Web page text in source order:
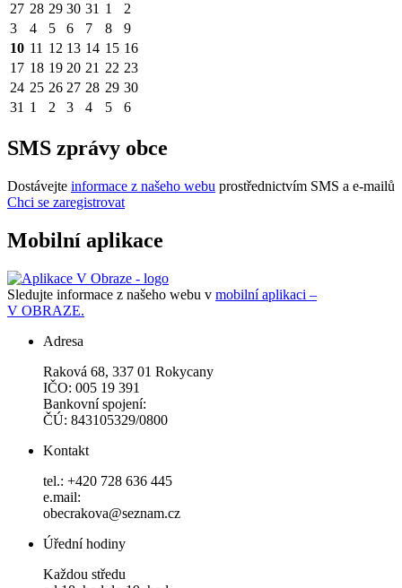
27 28 29 30 31 1
2
3
4 5 6 7 8
9
10 11 12 13 14 15 16
17 18 19 20 21 22 23
24 25 26 27 28 29 30
31 1 2 3 4 5 6
SMS zprávy obce
Dostávejte informace z našeho webu prostřednictvím SMS a e-mailů
Chci se zaregistrovat
Mobilní aplikace
Sledujte informace z našeho webu v mobilní aplikaci –
V OBRAZE.
Adresa
Raková 68, 337 01 Rokycany
IČO: 005 19 391
Bankovní spojení:
ČÚ: 843105329/0800
Kontakt
tel.: +420 728 636 445
e.mail:
obecrakova@seznam.cz
Úřední hodiny
Každou středu